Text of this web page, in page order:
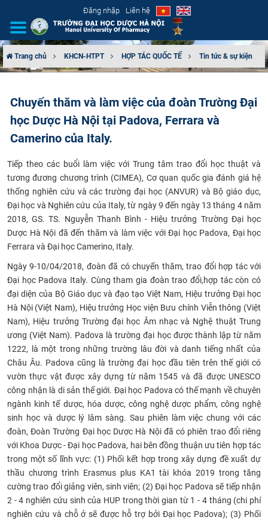
Đăng nhập Liên hệ
CƠ CẤU TỔ CHỨC
TUYỂN SINH
ĐÀO TẠO
ĐẢM BẢO CHẤT LƯỢNG
KHOA HỌC CÔNG NGHỆ
CỰU NGƯỜI HỌC
Trang chủ KHCN-HTPT HỢP TÁC QUỐC TẾ Tin tức & sự kiện
Chuyến thăm và làm việc của đoàn Trường Đại
học Dược Hà Nội tại Padova, Ferrara và
Camerino của Italy.
Tiếp theo các buổi làm việc với Trung tâm trao đổi học thuật và
tương đương chương trình (CIMEA), Cơ quan quốc gia đánh giá hệ
thống nghiên cứu và các trường đại học (ANVUR) và Bộ giáo dục,
Đại học và Nghiên cứu của Italy, từ ngày 9 đến ngày 13 tháng 4 năm
2018, GS. TS. Nguyễn Thanh Bình - Hiệu trưởng Trường Đại học
Dược Hà Nội đã đến thăm và làm việc với Đại học Padova, Đại học
Ferrara và Đại học Camerino, Italy.
Ngày 9-10/04/2018, đoàn đã có chuyến thăm, trao đổi hợp tác với
Đại học Padova Italy. Cùng tham gia đoàn trao đổi,hợp tác còn có
đại diện của Bộ Giáo dục và đạo tạo Việt Nam, Hiệu trưởng Đại học
Hà Nội (Việt Nam), Hiệu trưởng Học viện Bưu chính Viễn thông (Việt
Nam), Hiệu trưởng Trường đại học Âm nhạc và Nghệ thuật Trung
ương (Việt Nam). Padova là trường đại học được thành lập từ năm
1222, là một trong những trường lâu đời và danh tiếng nhất của
Châu Âu. Padova cũng là trường đại học đầu tiên trên thế giới có
vườn thực vật được xây dựng từ năm 1545 và đã được UNESCO
công nhận là di sản thế giới. Đại học Padova có thế mạnh về chuyên
ngành kinh tế dược, hóa dược, công nghệ dược phẩm, công nghệ
sinh học và dược lý lâm sàng. Sau phiên làm việc chung với các
đoàn, Đoàn Trường Đại học Dược Hà Nội đã có phiên trao đổi riêng
với Khoa Dược - Đại học Padova, hai bên đồng thuận ưu tiên hợp tác
trong một số lĩnh vực: (1) Phối kết hợp trong xây dựng đề xuất dự
thầu chương trình Erasmus plus KA1 tài khóa 2019 trong tăng
cường trao đổi giảng viên, sinh viên; (2) Đại học Padova sẽ tiếp nhận
2 - 4 nghiên cứu sinh của HUP trong thời gian từ 1 - 4 tháng (chi phí
nghiên cứu và chỗ ở sẽ được hỗ trợ bởi Đại học Padova); (3) Phối